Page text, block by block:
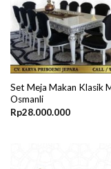
Set Meja Makan Klasik
Osmanli
Rp28.000.000